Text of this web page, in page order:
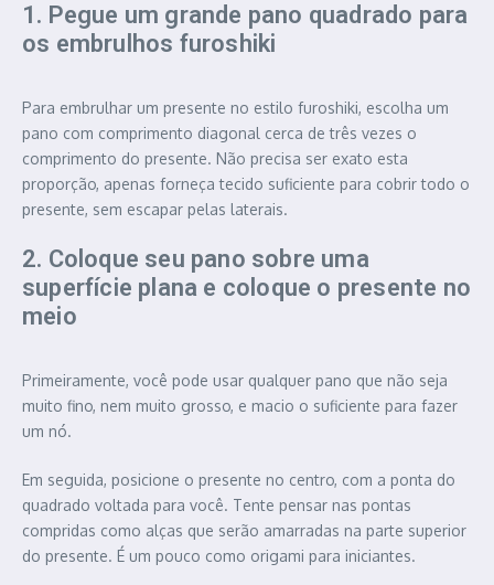
1. Pegue um grande pano quadrado para
os embrulhos furoshiki
Para embrulhar um presente no estilo furoshiki, escolha um
pano com comprimento diagonal cerca de três vezes o
comprimento do presente. Não precisa ser exato esta
proporção, apenas forneça tecido suficiente para cobrir todo o
presente, sem escapar pelas laterais.
2. Coloque seu pano sobre uma
superfície plana e coloque o presente no
meio
Primeiramente, você pode usar qualquer pano que não seja
muito fino, nem muito grosso, e macio o suficiente para fazer
um nó.
Em seguida, posicione o presente no centro, com a ponta do
quadrado voltada para você. Tente pensar nas pontas
compridas como alças que serão amarradas na parte superior
do presente. É um pouco como origami para iniciantes.